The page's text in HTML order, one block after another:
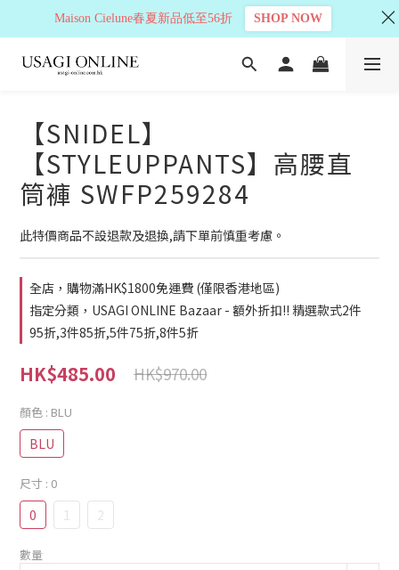
【SNIDEL】
【STYLEUPPANTS】高腰直
筒褲 SWFP259284
此特價商品不設退款及退換,請下單前慎重考慮。
全店，購物滿HK$1800免運費 (僅限香港地區)
指定分類，USAGI ONLINE Bazaar - 額外折扣!! 精選款式2件
95折,3件85折,5件75折,8件5折
HK$485.00 HK$970.00
顏色 : BLU
BLU
尺寸 : 0
0 1 2
數量
Maison Cielune春夏新品低至56折 SHOP NOW